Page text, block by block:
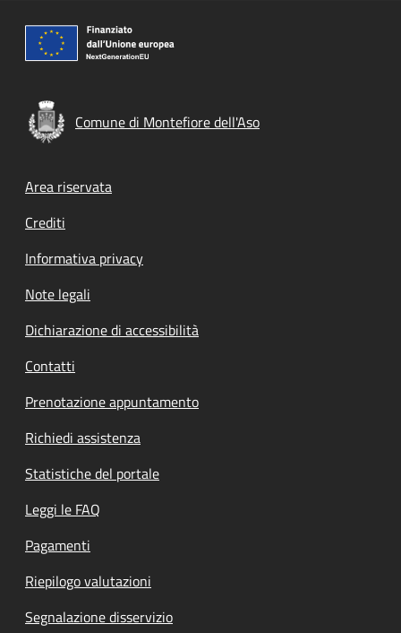
Comune di Montefiore dell'Aso
Footer menu
Area riservata
Crediti
Informativa privacy
Note legali
Dichiarazione di accessibilità
Contatti
Prenotazione appuntamento
Richiedi assistenza
Statistiche del portale
Leggi le FAQ
Pagamenti
Riepilogo valutazioni
Segnalazione disservizio